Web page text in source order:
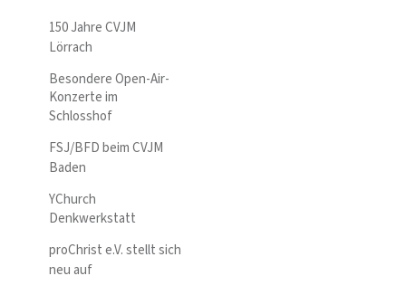
150 Jahre CVJM
Lörrach
Besondere Open-Air-
Konzerte im
Schlosshof
FSJ/BFD beim CVJM
Baden
YChurch
Denkwerkstatt
proChrist e.V. stellt sich
neu auf